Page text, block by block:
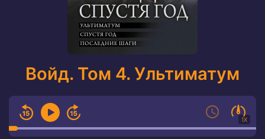
Войд. Том 4. Ультиматум
1X